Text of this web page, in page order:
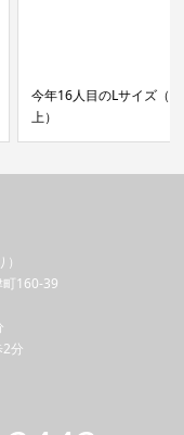
目のLサイズ（50cm以
160-39
分